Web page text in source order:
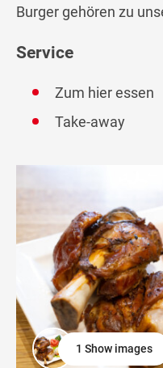
Burger gehören zu
Service
Zum hier essen
Take-away
1 Show images